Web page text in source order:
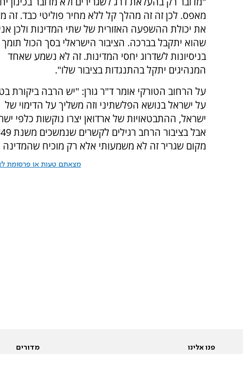
מאפס. לכן זה זה מהלך קל ללא מחיר פוליטי כבד. זה
את יכולת ההשפעה האזורית של שתי המדינות ולכן
שהוא יתקבל בברכה. הציבור הישראלי בסך הכול תומך
בניסיונות לשדרוג יחסי המדינות. זה לא נשמע שאחד
המנהיגים יתקל בהתנגדות בציבור שלו".
על הרחוב הטורקי אומר ד"ר גורן: "יש הרבה ביקורת
על ישראל בנושא הפלשתיני וזה משליך על הדימוי של
ישראל, ההתבטאויות של ארדואן יצרו נוקשות כלפי
מקום שגריר זה לא משמעותי אלא רק מוכיח שהמדינה
מצאתם טעות או פרסומת לא
פנו אלינו מדורים